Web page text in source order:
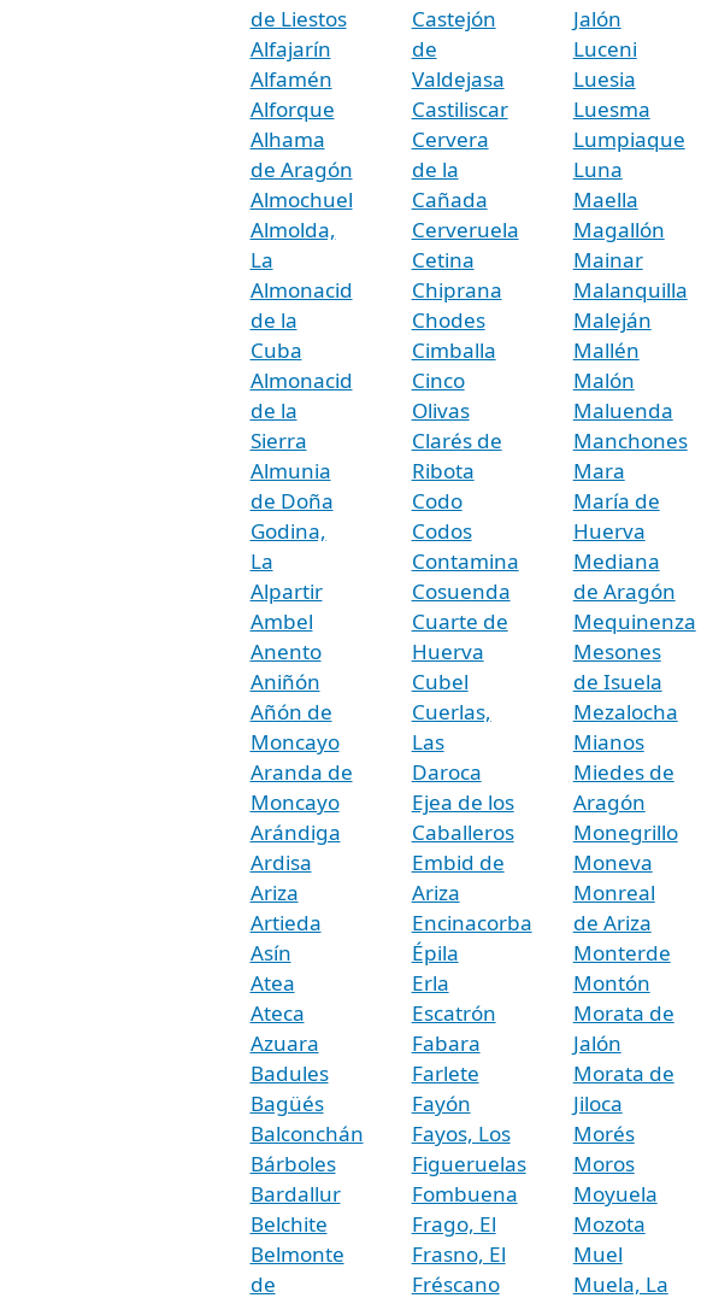
de Liestos
Alfajarín
Alfamén
Alforque
Alhama
de Aragón
Almochuel
Almolda,
La
Almonacid
de la
Cuba
Almonacid
de la
Sierra
Almunia
de Doña
Godina,
La
Alpartir
Ambel
Anento
Aniñón
Añón de
Moncayo
Aranda de
Moncayo
Arándiga
Ardisa
Ariza
Artieda
Asín
Atea
Ateca
Azuara
Badules
Bagüés
Balconchán
Bárboles
Bardallur
Belchite
Belmonte
de
Castejón
de
Valdejasa
Castiliscar
Cervera
de la
Cañada
Cerveruela
Cetina
Chiprana
Chodes
Cimballa
Cinco
Olivas
Clarés de
Ribota
Codo
Codos
Contamina
Cosuenda
Cuarte de
Huerva
Cubel
Cuerlas,
Las
Daroca
Ejea de los
Caballeros
Embid de
Ariza
Encinacorba
Épila
Erla
Escatrón
Fabara
Farlete
Fayón
Fayos, Los
Figueruelas
Fombuena
Frago, El
Frasno, El
Fréscano
Jalón
Luceni
Luesia
Luesma
Lumpiaque
Luna
Maella
Magallón
Mainar
Malanquilla
Maleján
Mallén
Malón
Maluenda
Manchones
Mara
María de
Huerva
Mediana
de Aragón
Mequinenza
Mesones
de Isuela
Mezalocha
Mianos
Miedes de
Aragón
Monegrillo
Moneva
Monreal
de Ariza
Monterde
Montón
Morata de
Jalón
Morata de
Jiloca
Morés
Moros
Moyuela
Mozota
Muel
Muela, La